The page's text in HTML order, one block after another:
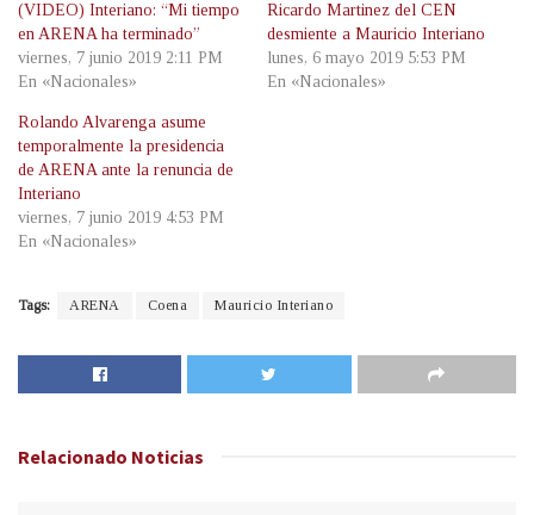
(VIDEO) Interiano: “Mi tiempo
en ARENA ha terminado”
viernes, 7 junio 2019 2:11 PM
En «Nacionales»
Ricardo Martinez del CEN
desmiente a Mauricio Interiano
lunes, 6 mayo 2019 5:53 PM
En «Nacionales»
Rolando Alvarenga asume
temporalmente la presidencia
de ARENA ante la renuncia de
Interiano
viernes, 7 junio 2019 4:53 PM
En «Nacionales»
Tags: ARENA Coena Mauricio Interiano
Relacionado Noticias